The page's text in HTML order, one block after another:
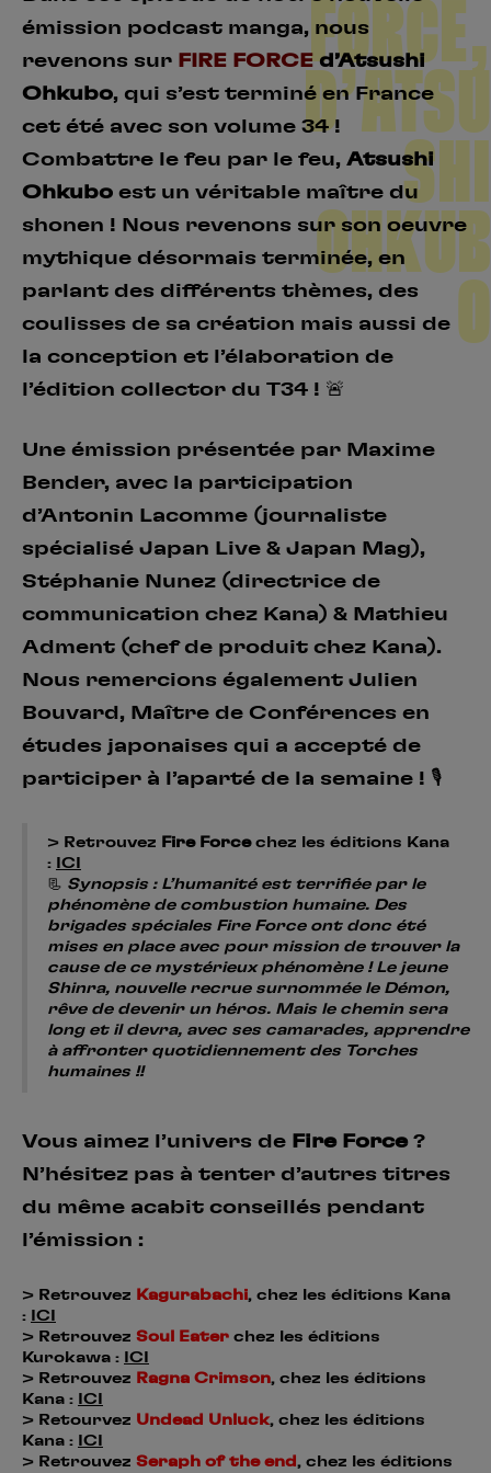
émission podcast manga, nous
revenons sur FIRE FORCEd’Atsushi
Ohkubo, qui s’est terminé en France
cet été avec son volume 34 !
Combattre le feu par le feu, Atsushi
Ohkubo est un véritable maître du
shonen ! Nous revenons sur son oeuvre
mythique désormais terminée, en
parlant des différents thèmes, des
coulisses de sa création mais aussi de
la conception et l’élaboration de
l’édition collector du T34 ! 🚨
Une émission présentée par Maxime
Bender, avec la participation
d’Antonin Lacomme (journaliste
spécialisé Japan Live & Japan Mag),
Stéphanie Nunez (directrice de
communication chez Kana) & Mathieu
Adment (chef de produit chez Kana).
Nous remercions également Julien
Bouvard, Maître de Conférences en
études japonaises qui a accepté de
participer à l’aparté de la semaine ! 🎙️
> Retrouvez Fire Forcechez les éditions Kana
:
ICI
📃 Synopsis : L’humanité est terrifiée par le
phénomène de combustion humaine. Des
brigades spéciales Fire Force ont donc été
mises en place avec pour mission de trouver la
cause de ce mystérieux phénomène ! Le jeune
Shinra, nouvelle recrue surnommée le Démon,
rêve de devenir un héros. Mais le chemin sera
long et il devra, avec ses camarades, apprendre
à affronter quotidiennement des Torches
humaines !!
Vous aimez l’univers de Fire Force?
N’hésitez pas à tenter d’autres titres
du même acabit conseillés pendant
l’émission :
> Retrouvez Kagurabachi, chez les éditions Kana
:
ICI
> Retrouvez Soul Eater chez les éditions
Kurokawa :
ICI
> Retrouvez
Ragna Crimson, chez les éditions
Kana :
ICI
> Retourvez Undead Unluck, chez les éditions
Kana :
ICI
> Retrouvez Seraph of the end , chez les éditions
FORCE,
D’ATSU
SHI
OHKUB
O
Se connecter S’inscrire
Hunter x Hunter
Fire Force
Black Butler